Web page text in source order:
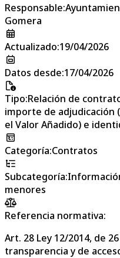
Responsable:
Gomera
Actualizado:19/04/2026
Datos desde:17/04/2026
Tipo:Relación de
importe de adjudicación
el Valor Añadido) e
Categoría:Contratos
Subcategoría:
menores
Referencia normativa:
Art. 28 Ley 12/2014, de
transparencia y de